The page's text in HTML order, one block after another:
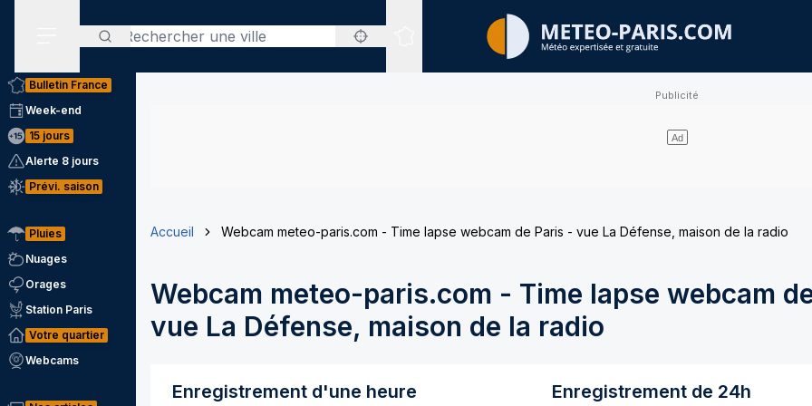
Rechercher
Sites expertisés
Bulletin France
Week-end
15 jours
Alerte 8 jours
Prévi. saison
Pluies
Nuages
Orages
Station Paris
Votre quartier
Webcams
Accueil Webcam meteo-paris.com - Time lapse webcam de Paris - vue La Défense, maison de la radio
Webcam meteo-paris.com - Time lapse webcam
vue La Défense, maison de la radio
Enregistrement d'une heure Enregistrement de 24h